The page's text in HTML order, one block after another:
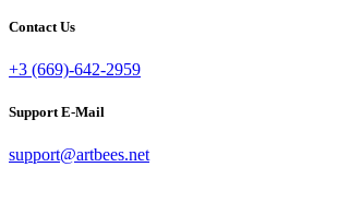
Contact Us
+3 (669)-642-2959
Support E-Mail
support@artbees.net